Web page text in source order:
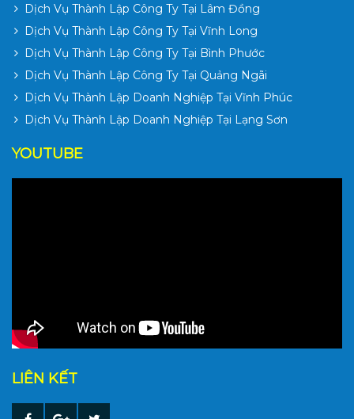
Dịch Vụ Thành Lập Công Ty Tại Lâm Đồng
Dịch Vụ Thành Lập Công Ty Tại Vĩnh Long
Dịch Vụ Thành Lập Công Ty Tại Bình Phước
Dịch Vụ Thành Lập Công Ty Tại Quảng Ngãi
Dịch Vụ Thành Lập Doanh Nghiệp Tại Vĩnh Phúc
Dịch Vụ Thành Lập Doanh Nghiệp Tại Lạng Sơn
YOUTUBE
LIÊN KẾT